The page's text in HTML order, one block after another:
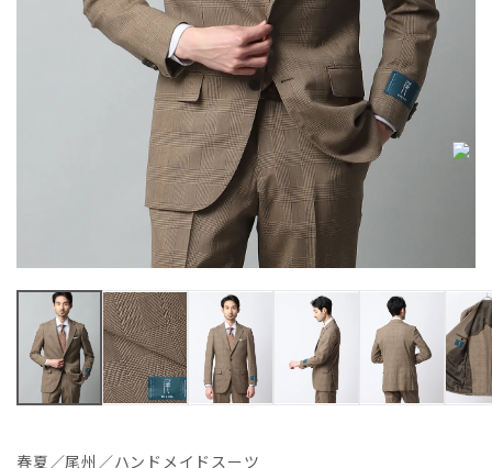
春夏／尾州／ハンドメイドスーツ